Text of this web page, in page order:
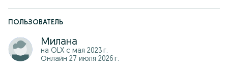
ПОЛЬЗОВАТЕЛЬ
Милана
на OLX с мая 2023 г.
Онлайн 27 июля 2026 г.